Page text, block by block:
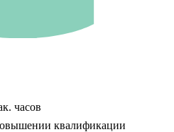
часов
квалификации